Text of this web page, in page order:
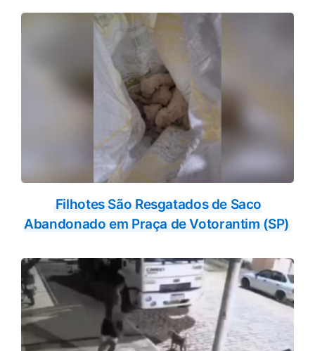
Filhotes São Resgatados de Saco
Abandonado em Praça de Votorantim (SP)